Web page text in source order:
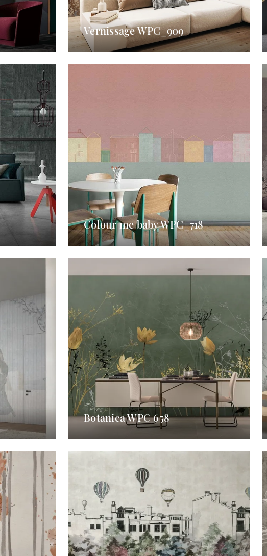
Vernissage WPC_909
Colour me baby WPC_718
Botanica WPC 658